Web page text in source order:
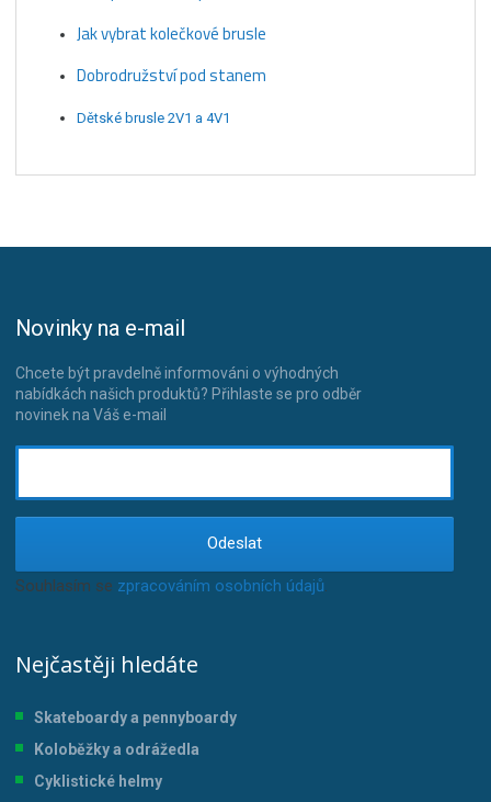
Jak vybrat kolečkové brusle
Dobrodružství pod stanem
Dětské brusle 2V1 a 4V1
Novinky na e-mail
Chcete být pravdelně informováni o výhodných
nabídkách našich produktů? Přihlaste se pro odběr
novinek na Váš e-mail
Odeslat
Souhlasím se zpracováním osobních údajů
Nejčastěji hledáte
Skateboardy a pennyboardy
Koloběžky a odrážedla
Cyklistické helmy